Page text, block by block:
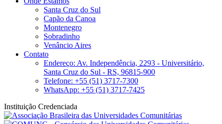
Santa Cruz do Sul
Capão da Canoa
Montenegro
Sobradinho
Venâncio Aires
Contato
Endereço: Av. Independência, 2293 - Universitário,
Santa Cruz do Sul - RS, 96815-900
Telefone: +55 (51) 3717-7300
WhatsApp: +55 (51) 3717-7425
Instituição Credenciada